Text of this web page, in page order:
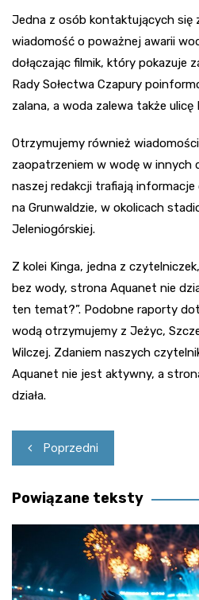
Jedna z osób kontaktujących się
wiadomość o poważnej awarii
dołączając filmik, który pokazuje
Rady Sołectwa Czapury
zalana, a woda zalewa także ulicę
Otrzymujemy również
zaopatrzeniem w wodę w innych
naszej redakcji trafiają
na Grunwaldzie, w okolicach
Jeleniogórskiej.
Z kolei Kinga, jedna z
bez wody, strona Aquanet nie
ten temat?”. Podobne raporty
wodą otrzymujemy z Jeżyc,
Wilczej. Zdaniem naszych
Aquanet nie jest aktywny, a
działa.
Nawigacja
wpisu
Poprzedni
Powiązane teksty